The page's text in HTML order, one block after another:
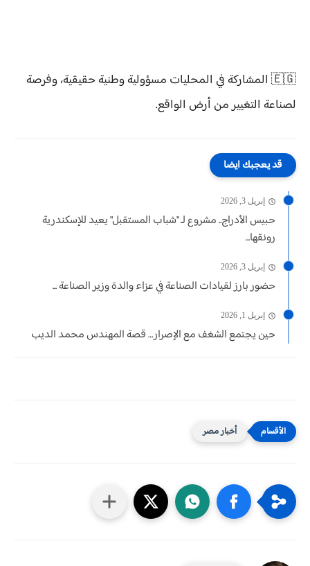
🇪🇬 المشاركة في المحليات مسؤولية وطنية حقيقية، وفرصة
لصناعة التغيير من أرض الواقع.
قد يعجبك ايضا
إبريل 3, 2026
حبيس الأدراج.. مشروع لـ "شباب المستقبل" يعيد للإسكندرية
رونقها...
إبريل 3, 2026
حضور بارز لقيادات الصناعة في عزاء والدة وزير الصناعة ...
إبريل 1, 2026
حين يجتمع الشغف مع الإصرار… قصة المهندس محمد الديب
أخبار مصر